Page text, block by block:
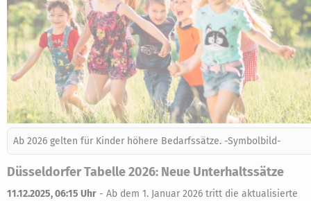
Ab 2026 gelten für Kinder höhere Bedarfssätze. -Symbolbild-
Düsseldorfer Tabelle 2026: Neue Unterhaltssätze
11.12.2025, 06:15 Uhr - Ab dem 1. Januar 2026 tritt die aktualisierte